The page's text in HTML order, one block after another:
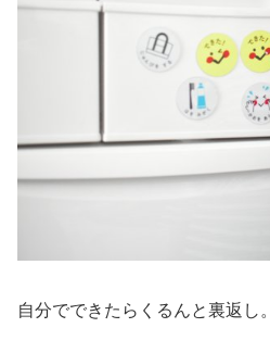
自分でできたらくるんと裏返し。